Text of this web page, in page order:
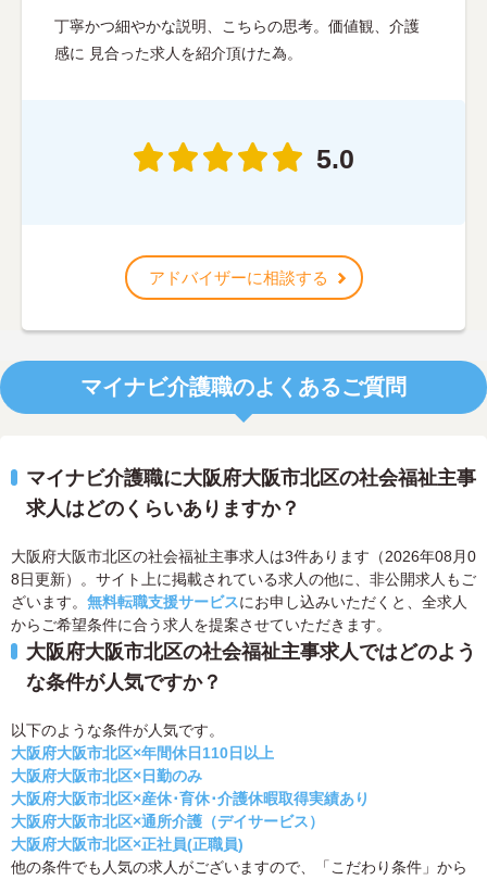
丁寧かつ細やかな説明、こちらの思考。価値観、介護
感に 見合った求人を紹介頂けた為。
5.0
アドバイザーに相談する
マイナビ介護職のよくあるご質問
マイナビ介護職に大阪府大阪市北区の社会福祉主事
求人はどのくらいありますか？
大阪府大阪市北区の社会福祉主事求人は3件あります（2026年08月0
8日更新）。サイト上に掲載されている求人の他に、非公開求人もご
ざいます。 無料転職支援サービスにお申し込みいただくと、全求人
からご希望条件に合う求人を提案させていただきます。
大阪府大阪市北区の社会福祉主事求人ではどのよう
な条件が人気ですか？
以下のような条件が人気です。
大阪府大阪市北区×年間休日110日以上
大阪府大阪市北区×日勤のみ
大阪府大阪市北区×産休･育休･介護休暇取得実績あり
大阪府大阪市北区×通所介護（デイサービス）
大阪府大阪市北区×正社員(正職員)
他の条件でも人気の求人がございますので、「こだわり条件」から